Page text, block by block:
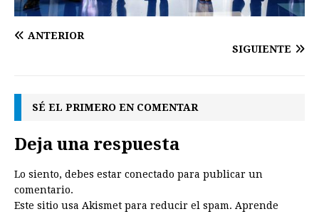
ANTERIOR
SIGUIENTE
SÉ EL PRIMERO EN COMENTAR
Deja una respuesta
Lo siento, debes estar conectado para publicar un
comentario.
Este sitio usa Akismet para reducir el spam. Aprende